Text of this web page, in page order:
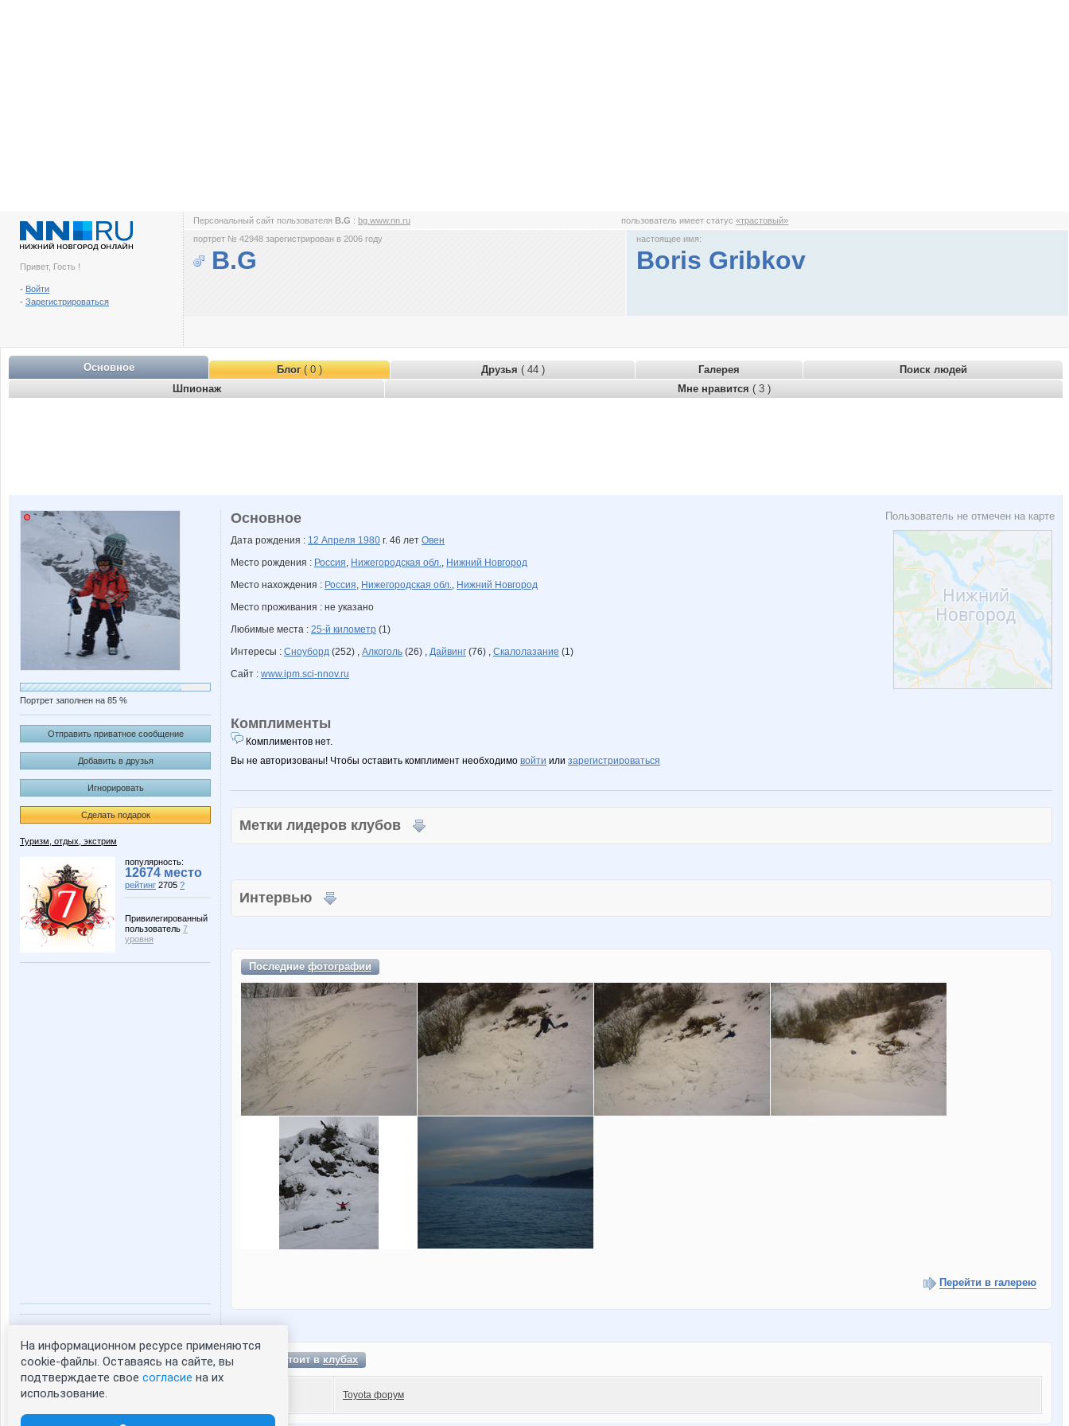
Привет, Гость !
- Войти
- Зарегистрироваться
Персональный сайт пользователя B.G : bg.www.nn.ru пользователь имеет статус«трастовый»
портрет № 42948 зарегистрирован в 2006 году
B.G
настоящее имя:
Boris Gribkov
Основное Блог( 0 ) Друзья ( 44 ) Галерея
Поиск людей
Шпионаж
Мне нравится ( 3 )
Портрет заполнен на 85 %
Отправить приватное сообщение
Добавить в друзья
Игнорировать
Сделать подарок
Туризм, отдых, экстрим
популярность:
12674 место
рейтинг 2705 ?
Привилегированный
пользователь 7
уровня
сейчас просматривают портрет - 0
зарегистрированные пользователи
посетившие портрет за 7 дней - 0
Пользователь не отмечен на карте
Основное
Дата рождения : 12 Апреля 1980 г. 46 лет Овен
Место рождения : Россия, Нижегородская обл., Нижний Новгород
Место нахождения : Россия, Нижегородская обл., Нижний Новгород
Место проживания : не указано
Любимые места : 25-й километр (1)
Интересы : Сноуборд (252) , Алкоголь (26) , Дайвинг (76) , Cкалолазание (1)
Сайт : www.ipm.sci-nnov.ru
Комплименты
Комплиментов нет.
Вы не авторизованы! Чтобы оставить комплимент необходимо войти или зарегистрироваться
Метки лидеров клубов
Интервью
Последниефотографии
Перейти в галерею
B.G состоит вклубах
Toyota форум
На информационном ресурсе применяются
cookie-файлы. Оставаясь на сайте, вы
подтверждаете свое согласие на их
использование.